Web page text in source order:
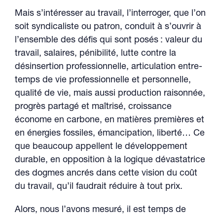
Mais s’intéresser au travail, l’interroger, que l’on
soit syndicaliste ou patron, conduit à s’ouvrir à
l’ensemble des défis qui sont posés : valeur du
travail, salaires, pénibilité, lutte contre la
désinsertion professionnelle, articulation entre-
temps de vie professionnelle et personnelle,
qualité de vie, mais aussi production raisonnée,
progrès partagé et maîtrisé, croissance
économe en carbone, en matières premières et
en énergies fossiles, émancipation, liberté… Ce
que beaucoup appellent le développement
durable, en opposition à la logique dévastatrice
des dogmes ancrés dans cette vision du coût
du travail, qu’il faudrait réduire à tout prix.
Alors, nous l’avons mesuré, il est temps de